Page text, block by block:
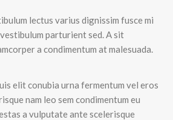
lectus varius dignissim fusce mi
parturient sed. A sit
a condimentum at malesuada.
elit conubia urna fermentum vel eros
nam leo sem condimentum eu
a vulputate ante scelerisque